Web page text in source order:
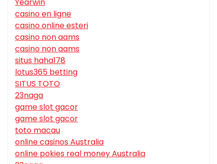
casino en ligne
casino online esteri
casino non aams
casino non aams
situs haha178
lotus365 betting
SITUS TOTO
23naga
game slot gacor
game slot gacor
toto macau
online casinos Australia
online pokies real money Australia